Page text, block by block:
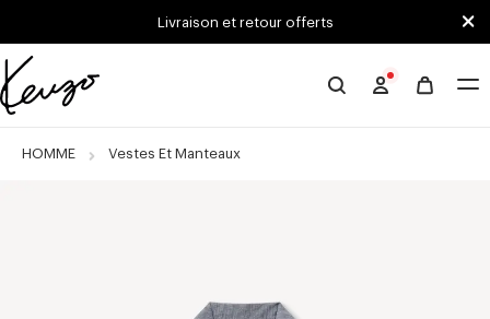
Skip to main content
Skip to footer contentLivraison et retour offerts
Site
KENZO
HOMME Vestes Et Manteaux